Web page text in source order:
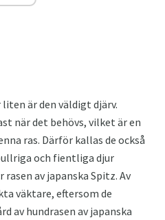
är den väldigt djärv.
när det behövs, vilket är en
ras. Därför kallas de också
och fientliga djur
av japanska Spitz. Av
väktare, eftersom de
av hundrasen av japanska